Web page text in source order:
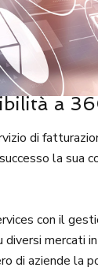
a
di
la sua
con il
mercati
di aziende la